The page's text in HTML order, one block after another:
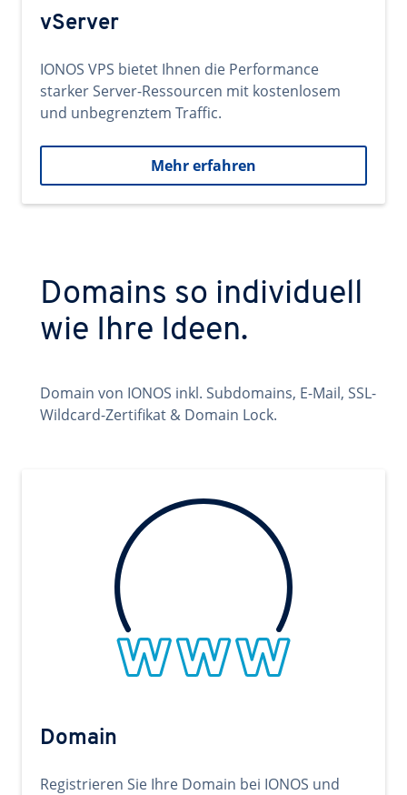
vServer
IONOS VPS bietet Ihnen die Performance
starker Server-Ressourcen mit kostenlosem
und unbegrenztem Traffic.
Mehr erfahren
Domains so individuell
wie Ihre Ideen.
Domain von IONOS inkl. Subdomains, E-Mail, SSL-
Wildcard-Zertifikat & Domain Lock.
Domain
Registrieren Sie Ihre Domain bei IONOS und